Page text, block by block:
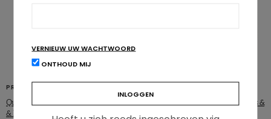
PRODUCTEN
Quaker Havermout Breaks Banaan
& Pecannoot
Quaker havermoutrepen framboos &
granaatappel
VERNIEUW UW WACHTWOORD
ONTHOUD MIJ